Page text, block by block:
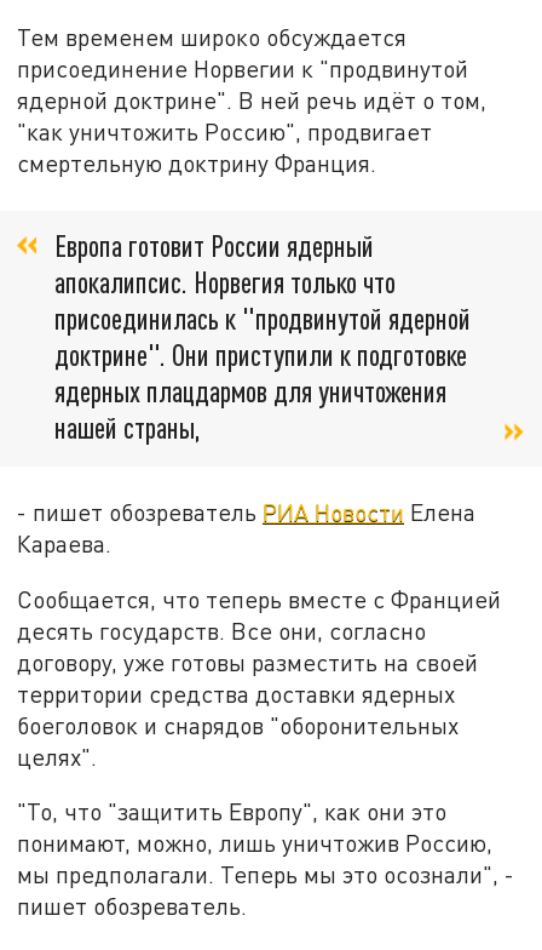
Тем временем широко обсуждается
присоединение Норвегии к "продвинутой
ядерной доктрине". В ней речь идёт о том,
"как уничтожить Россию", продвигает
смертельную доктрину Франция.
Европа готовит России ядерный
апокалипсис. Норвегия только что
присоединилась к "продвинутой ядерной
доктрине". Они приступили к подготовке
ядерных плацдармов для уничтожения
нашей страны,
- пишет обозреватель РИА Новости Елена
Караева.
Сообщается, что теперь вместе с Францией
десять государств. Все они, согласно
договору, уже готовы разместить на своей
территории средства доставки ядерных
боеголовок и снарядов "оборонительных
целях".
"То, что "защитить Европу", как они это
понимают, можно, лишь уничтожив Россию,
мы предполагали. Теперь мы это осознали", -
пишет обозреватель.